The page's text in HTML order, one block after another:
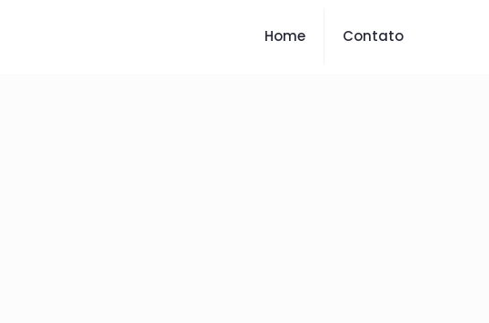
Home Contato